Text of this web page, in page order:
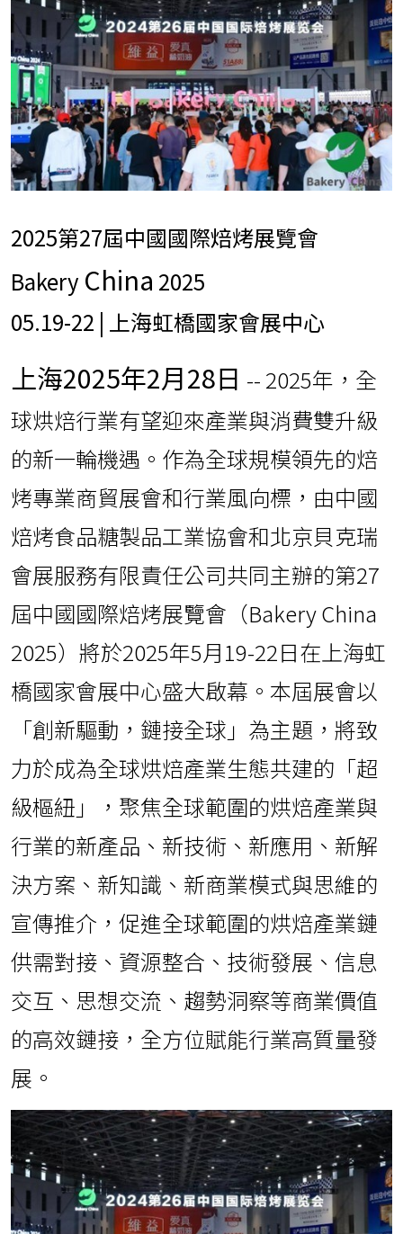
2025第27屆中國國際焙烤展覽會
Bakery China 2025
05.19-22 | 上海虹橋國家會展中心
上海2025年2月28日 -- 2025年，全
球烘焙行業有望迎來產業與消費雙升級
的新一輪機遇。作為全球規模領先的焙
烤專業商貿展會和行業風向標，由中國
焙烤食品糖製品工業協會和北京貝克瑞
會展服務有限責任公司共同主辦的第27
屆中國國際焙烤展覽會（Bakery China
2025）將於2025年5月19-22日在上海虹
橋國家會展中心盛大啟幕。本屆展會以
「創新驅動，鏈接全球」為主題，將致
力於成為全球烘焙產業生態共建的「超
級樞紐」，聚焦全球範圍的烘焙產業與
行業的新產品、新技術、新應用、新解
決方案、新知識、新商業模式與思維的
宣傳推介，促進全球範圍的烘焙產業鏈
供需對接、資源整合、技術發展、信息
交互、思想交流、趨勢洞察等商業價值
的高效鏈接，全方位賦能行業高質量發
展。